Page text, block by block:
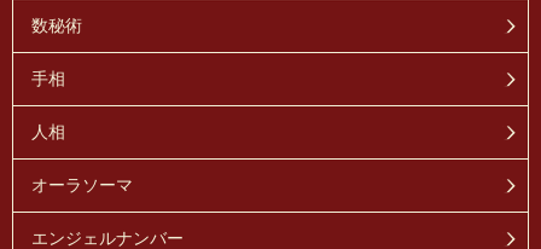
数秘術
手相
人相
オーラソーマ
エンジェルナンバー